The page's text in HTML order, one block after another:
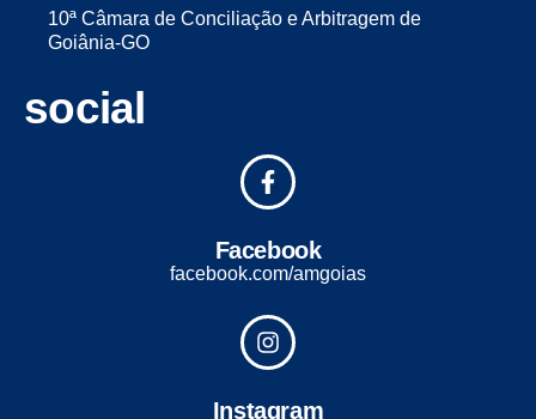
10ª Câmara de Conciliação e Arbitragem de
Goiânia-GO
social
Facebook
facebook.com/amgoias
Instagram